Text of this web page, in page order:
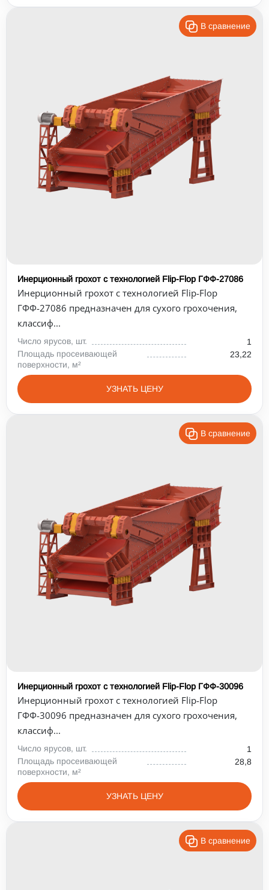
В сравнение
Инерционный грохот с технологией Flip-Flop ГФФ-27086
Инерционный грохот с технологией Flip-Flop
ГФФ-27086 предназначен для сухого грохочения,
классиф...
Число ярусов, шт.
1
Площадь просеивающей
поверхности, м²
23,22
УЗНАТЬ ЦЕНУ
В сравнение
Инерционный грохот с технологией Flip-Flop ГФФ-30096
Инерционный грохот с технологией Flip-Flop
ГФФ-30096 предназначен для сухого грохочения,
классиф...
Число ярусов, шт.
1
Площадь просеивающей
поверхности, м²
28,8
УЗНАТЬ ЦЕНУ
В сравнение